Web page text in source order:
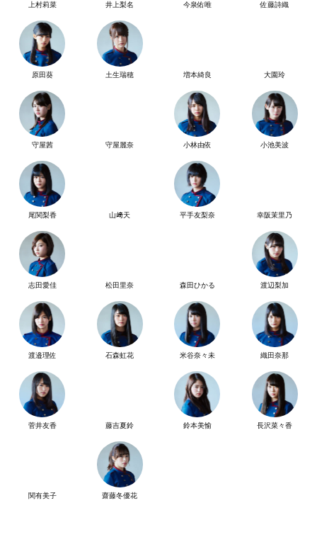
上村莉菜 井上梨名 今泉佑唯 佐藤詩織
原田葵 土生瑞穂 増本綺良 大園玲
守屋茜 守屋麗奈 小林由依 小池美波
尾関梨香 山﨑天 平手友梨奈 幸阪茉里乃
志田愛佳 松田里奈 森田ひかる 渡辺梨加
渡邉理佐 石森虹花 米谷奈々未 織田奈那
菅井友香 藤吉夏鈴 鈴本美愉 長沢菜々香
関有美子 齋藤冬優花